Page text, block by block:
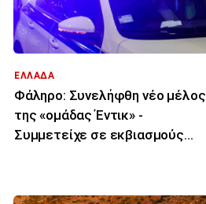
ΕΛΛΑΔΑ
Φάληρο: Συνελήφθη νέο μέλος
της «ομάδας Έντικ» -
Συμμετείχε σε εκβιασμούς